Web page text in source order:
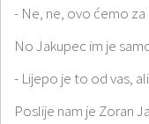
- Ne, ne, ovo ćemo
No Jakupec im je
- Lijepo je to od vas,
Poslije nam je Zoran